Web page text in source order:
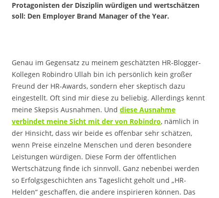
Protagonisten der Disziplin würdigen und wertschätzen
soll: Den Employer Brand Manager of the Year.
Genau im Gegensatz zu meinem geschätzten HR-Blogger-
Kollegen Robindro Ullah bin ich persönlich kein großer
Freund der HR-Awards, sondern eher skeptisch dazu
eingestellt. Oft sind mir diese zu beliebig. Allerdings kennt
meine Skepsis Ausnahmen. Und diese Ausnahme
verbindet meine Sicht mit der von Robindro, nämlich in
der Hinsicht, dass wir beide es offenbar sehr schätzen,
wenn Preise einzelne Menschen und deren besondere
Leistungen würdigen. Diese Form der öffentlichen
Wertschätzung finde ich sinnvoll. Ganz nebenbei werden
so Erfolgsgeschichten ans Tageslicht geholt und „HR-
Helden“ geschaffen, die andere inspirieren können. Das